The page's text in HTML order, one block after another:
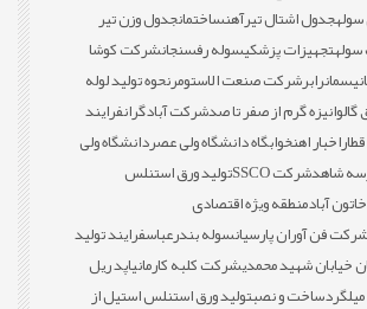
جدول اشتال تیرآهنساختمانجدول وزن تیر
تجهیزات پزشکیسوله رفسنجانشرکت کوشا
رابرشرکت صنعت الاستومرنحوه تولید لوله
گالوانیزه گرم از صفر تا صدشرکت آبادگرانفرایند
اخبار اهنخوابگاه دانشگاه ولی عصردانشگاه ولی
شاهدشرکت SSCO
تولید ورق استنلس
آبادمنطقه ویژه اقتصادی
فن آوران پارسیانسوله بندرعباسفرایند تولید
خیابان شهید محمدیشرکت کلبه کارمانیاپد ریل
ساخت و نصبتولید ورق استنلس استیل از